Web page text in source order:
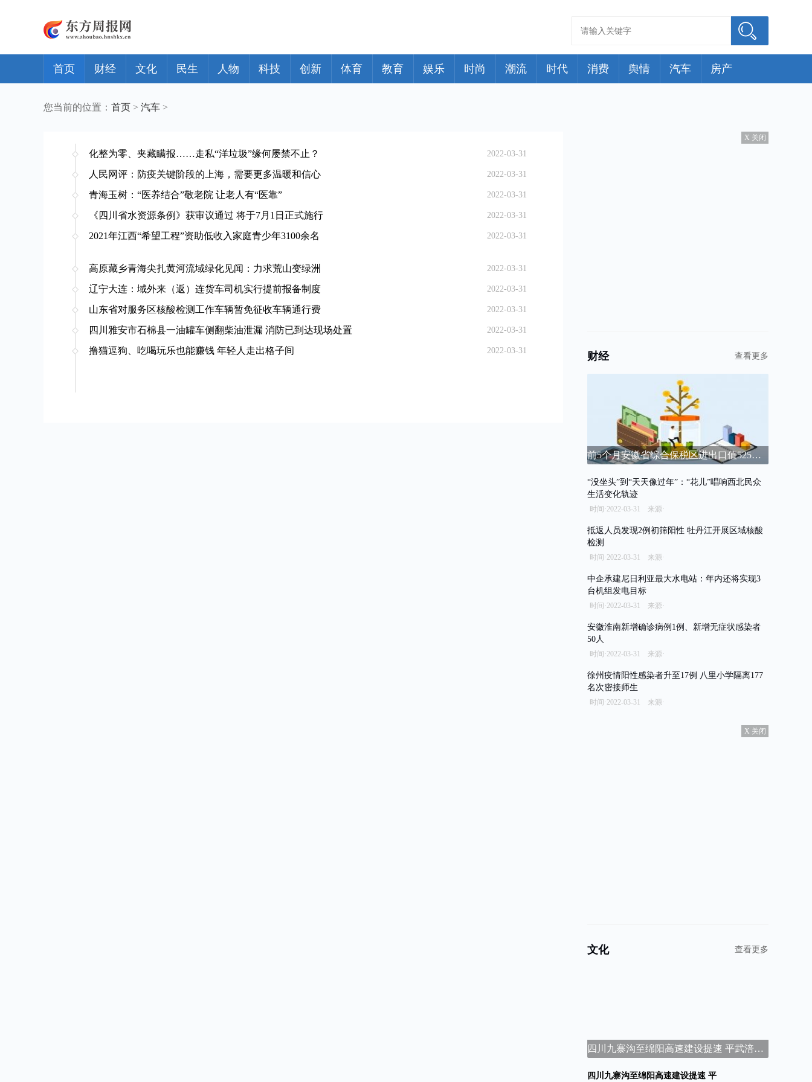
首页 财经 文化 民生 人物 科技 创新 体育 教育 娱乐 时尚 潮流 时代 消费 舆情 汽车 房产
您当前的位置： 首页 > 汽车 >
2022-03-31
化整为零、夹藏瞒报……走私“洋垃圾”缘何屡禁不止？
2022-03-31
人民网评：防疫关键阶段的上海，需要更多温暖和信心
2022-03-31
青海玉树：“医养结合”敬老院 让老人有“医靠”
2022-03-31
《四川省水资源条例》获审议通过 将于7月1日正式施行
2022-03-31
2021年江西“希望工程”资助低收入家庭青少年3100余名
2022-03-31
高原藏乡青海尖扎黄河流域绿化见闻：力求荒山变绿洲
2022-03-31
辽宁大连：域外来（返）连货车司机实行提前报备制度
2022-03-31
山东省对服务区核酸检测工作车辆暂免征收车辆通行费
2022-03-31
四川雅安市石棉县一油罐车侧翻柴油泄漏 消防已到达现场处置
2022-03-31
撸猫逗狗、吃喝玩乐也能赚钱 年轻人走出格子间
X 关闭
财经 查看更多
前5个月安徽省综合保税区进出口值525亿元 同比增长26.2%
“没坐头”到“天天像过年”：“花儿”唱响西北民众
生活变化轨迹
时间·2022-03-31 来源·
抵返人员发现2例初筛阳性 牡丹江开展区域核酸
检测
时间·2022-03-31 来源·
中企承建尼日利亚最大水电站：年内还将实现3
台机组发电目标
时间·2022-03-31 来源·
安徽淮南新增确诊病例1例、新增无症状感染者
50人
时间·2022-03-31 来源·
徐州疫情阳性感染者升至17例 八里小学隔离177
名次密接师生
时间·2022-03-31 来源·
X 关闭
文化 查看更多
四川九寨沟至绵阳高速建设提速 平武涪江特大桥主桥顺利合龙
四川九寨沟至绵阳高速建设提速 平